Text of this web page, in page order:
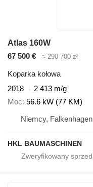
Atlas 160W
67 500 €
≈ 290 700 zł
Koparka kołowa
2018
2 413 m/g
Moc 56.6 kW (77 KM)
Niemcy, Falkenhagen
HKL BAUMASCHINEN